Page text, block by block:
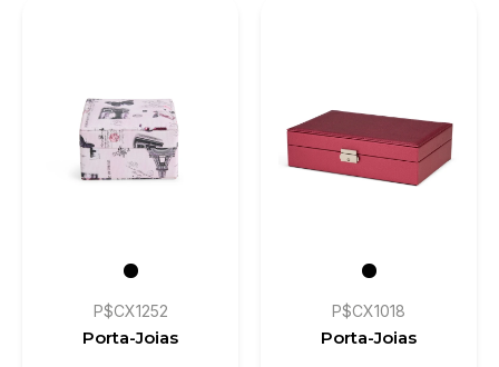
P$CX1252
Porta-Joias
P$CX1018
Porta-Joias